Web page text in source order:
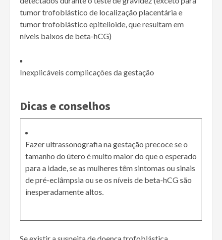
tumor trofoblástico de localização placentária e
tumor trofoblástico epitelioide, que resultam em
níveis baixos de beta-hCG)
Inexplicáveis complicações da gestação
Dicas e conselhos
Fazer ultrassonografia na gestação precoce se o
tamanho do útero é muito maior do que o esperado
para a idade, se as mulheres têm sintomas ou sinais
de pré-eclâmpsia ou se os níveis de beta-hCG são
inesperadamente altos.